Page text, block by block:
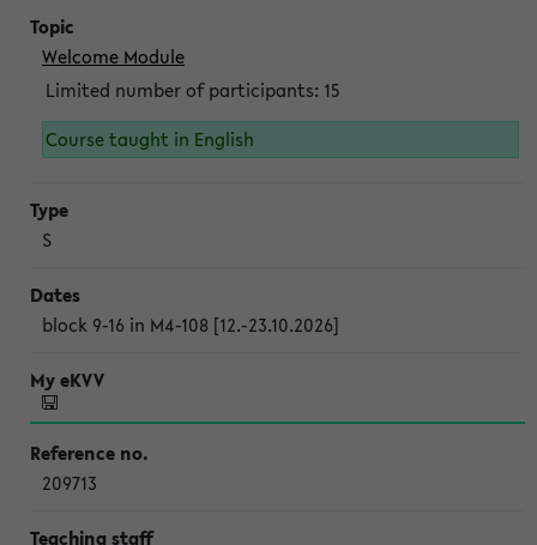
Welcome Module
Limited number of participants: 15
Course taught in English
S
block 9-16 in M4-108 [12.-23.10.2026]
209713